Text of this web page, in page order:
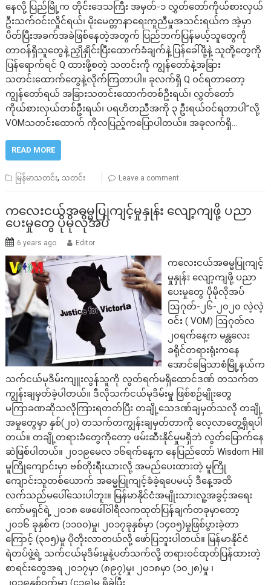
နေလို့ ပြည်မြို့က တိုင်း‌ဒေသကြီး အမှတ်-၁ လွှတ်တော်ကိုယ်စားလှယ်
ဦးသက်ဝင်းလှိုင်ရယ်၊ မိုးမေတ္တာနာရေးကူညီမှုအသင်းရယ်က အဲ့မှာ
ပိတ်ပြီးအခက်အခဲဖြစ်နေတဲ့အတွက် ပြည်ဘက်ပြန်မယ့်သူတွေကို
တာဝန်ရှိသူတွေနဲ့ညှိုနှိုင်းပြီးထောက်ခံချက်နဲ့ပြန်ခေါ်ဖို့နဲ့ သူတို့‌တွေကို
ပြန်ရောက်ရင် Q ထားဖို့စတဲ့ သတင်းကို ကျွန်တော်နဲ့အခြား
သတင်းထောက်တွေနဲ့လိုက်ကြတာပါ။ ခုလက်ရှိ Q ဝင်ရတာတော့
ကျွန်တော်ရယ် အခြားသတင်းထောက်တစ်ဦးရယ်၊ လွှတ်တော်
ကိုယ်စားလှယ်တစ်ဦးရယ်၊ ပရဟိတညီအကို ၃ ဦးရယ်ဝင်ရတာပါ”လို့
VOMသတင်းထောက် ကိုလပြည့်ကပြောပါတယ်။ အခုလက်ရှိ…
READ MORE
မြန်မာသတင်း, သတင်း Leave a comment
ကလေးငယ်အဓမ္မပြုကျင့်မှုနှုန်း လျော့ကျဖို့ ပညာ
ပေးမှုတွေ ပိုမိုလိုအပ်
6 years ago Editor
ကလေးငယ်အဓမ္မပြုကျင့်
မှုနှုန်း လျော့ကျဖို့ ပညာ
ပေးမှုတွေ ပိုမိုလိုအပ်
ဩဂုတ်-၂၆-၂၀၂၀ လဲ့လဲ့
ဝင်း ( VOM) ဩဂုတ်လ
၂၀ရက်နေ့က မန္တလေး
ခရိုင်တရားရုံးကနေ
အောင်မြေသာစံမြို့နယ်က
သက်ငယ်မုဒိမ်းကျူးလွန်သူကို လွတ်ရက်မရှိထောင်ဒဏ် တသက်တ
ကျွန်းချမှတ်ခဲ့ပါတယ်။ ဒီလိုသက်ငယ်မုဒိမ်းမှု ဖြစ်စဉ်မျိုးတွေ
မကြာခဏဆိုသလိုကြားရတတ်ပြီး တချို့သေဒဏ်ချမှတ်သလို တချို့
အမှုတွေမှာ နှစ်(၂၀) တသက်တကျွန်းချမှတ်တာကို လေ့လာတွေ့ရှိရပါ
တယ်။ တချို့တရားခံတွေကိုတော့ ဖမ်းဆီးနိုင်မှုမရှိဘဲ လွတ်မြောက်နေ
ဆဲဖြစ်ပါတယ်။ ၂၀၁၉မေလ ၁၆ရက်နေ့က နေပြည်တော် Wisdom Hill
မူကြိုကျောင်းမှာ ဗစ်တိုးရီးယားလို့ အမည်ပေးထားတဲ့ မူကြို
ကျောင်းသူတစ်ယောက် အဓမ္မပြုကျင့်ခံခဲ့ရပေမယ့် ဒီနေ့အထိ
လက်သည်မပေါ်သေးပါဘူး။ မြန်မာနိုင်ငံအမျိုးသားလူ့အခွင့်အရေး
ကော်မရှင်ရဲ့ ၂၀၁၈ ဖေဖေါ်ဝါရီလကထုတ်ပြန်ချက်တခုမှာတော့
၂၀၁၆ ခုနှစ်က (၁၁၀၀)မှု၊ ၂၀၁၇ခုနှစ်မှာ (၁၄၀၅)မှုဖြစ်ပွားခဲ့တာ
ကြောင့် (၃၀၅)မှု ပိုတိုးလာတယ်လို့ ဖော်ပြဘူးပါတယ်။ မြန်မာနိုင်ငံ
ရဲတပ်ဖွဲ့ရဲ့ သက်ငယ်မုဒိမ်းမှုနဲ့ပတ်သက်လို့ တရားဝင်ထုတ်ပြန်ထားတဲ့
စာရင်းတွေအရ ၂၀၁၇မှာ (၈၉၇)မှု၊ ၂၀၁၈မှာ (၁၀၂၈)မှု ၊
၂၀၁၉နှစ်ဝက်မှာ (၄၁၉)မှု ရှိခဲ့ပြီး…